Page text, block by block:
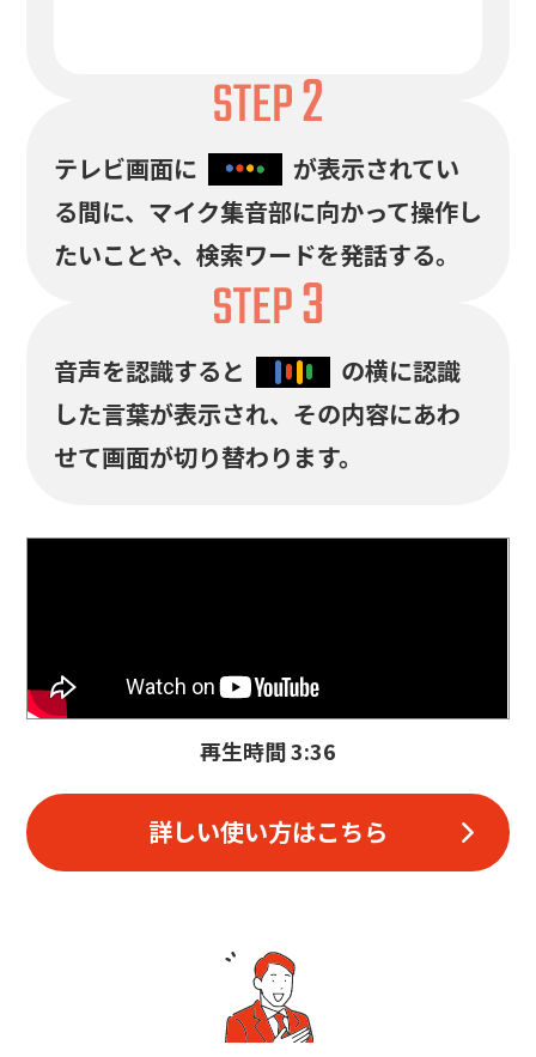
テレビ画面に
が表示されてい
る間に、 マイク集音部に向かって操作し
たいことや、検索ワードを発話する。
音声を認識すると
の横に認識
した言葉が表示され、 その内容にあわ
せて画面が切り替わります。
再生時間 3:36
詳しい使い方はこちら